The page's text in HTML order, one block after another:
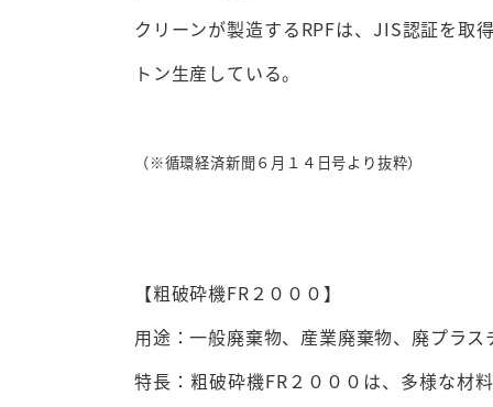
クリーンが製造するRPFは、JIS認証を取
トン生産している。
（※循環経済新聞６ 月１４日号より抜粋）
【粗破砕機FR２０００】
用途：一般廃棄物、産業廃棄物、廃プラ
特長：粗破砕機FR２０００は、多様な材